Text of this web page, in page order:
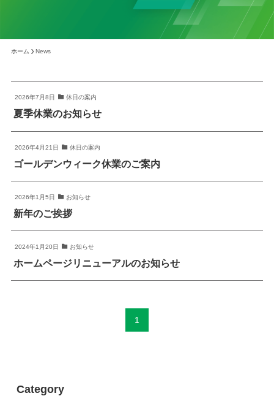
ホーム News
2026年7月8日 休日の案内
夏季休業のお知らせ
2026年4月21日 休日の案内
ゴールデンウィーク休業のご案内
2026年1月5日 お知らせ
新年のご挨拶
2024年1月20日 お知らせ
ホームページリニューアルのお知らせ
1
Category